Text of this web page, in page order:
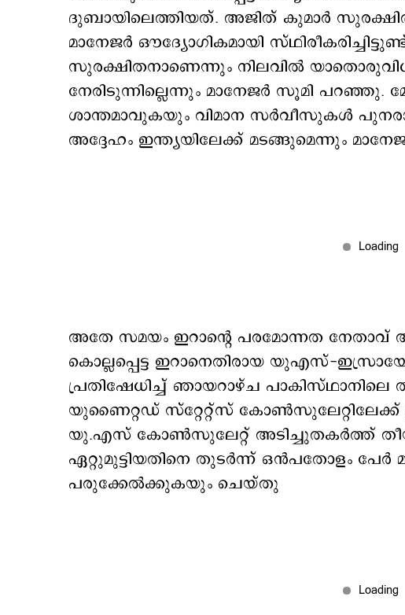
ദുബായിലെത്തിയത്. അജിത് കുമാർ
മാനേജർ ഔദ്യോഗികമായി
സുരക്ഷിതനാണെന്നും നിലവിൽ
നേരിടുന്നില്ലെന്നും മാനേജർ സൂമി പറഞ്ഞു.
ശാന്തമാവുകയും വിമാന സർവീസുകൾ
അദ്ദേഹം ഇന്ത്യയിലേക്ക് മടങ്ങുമെന്നും
അതേ സമയം ഇറാന്‍റെ പരമോന്നത
കൊല്ലപ്പെട്ട ഇറാനെതിരായ യുഎസ്-
പ്രതിഷേധിച്ച് ഞായറാഴ്ച പാകിസ്ഥാനിലെ
യുണൈറ്റഡ് സ്റ്റേറ്റ്സ് കോൺസുലേറ്റിലേക്ക്
യു.എസ് കോൺസുലേറ്റ് അടിച്ചുതകർത്ത്
ഏറ്റുമുട്ടിയതിനെ തുടർന്ന് ഒന്‍പതോളം പേർ
പരുക്കേൽക്കുകയും ചെയ്തു